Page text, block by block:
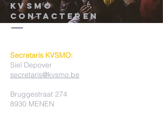
KVSMO
contacteren
Secretaris KVSMO:
Siel Depover
secretaris@kvsmo.be
Bruggestraat 274
8930 MENEN